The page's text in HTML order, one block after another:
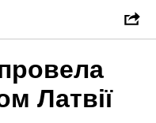
Латвії